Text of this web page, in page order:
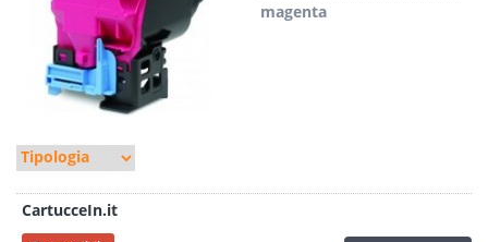
magenta
CartucceIn.it